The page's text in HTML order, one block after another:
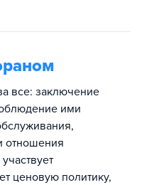
все: заключение
ими
отношения
ценовую политику,